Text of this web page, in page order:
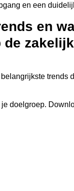
en een
en
de
trends
doelgroep.